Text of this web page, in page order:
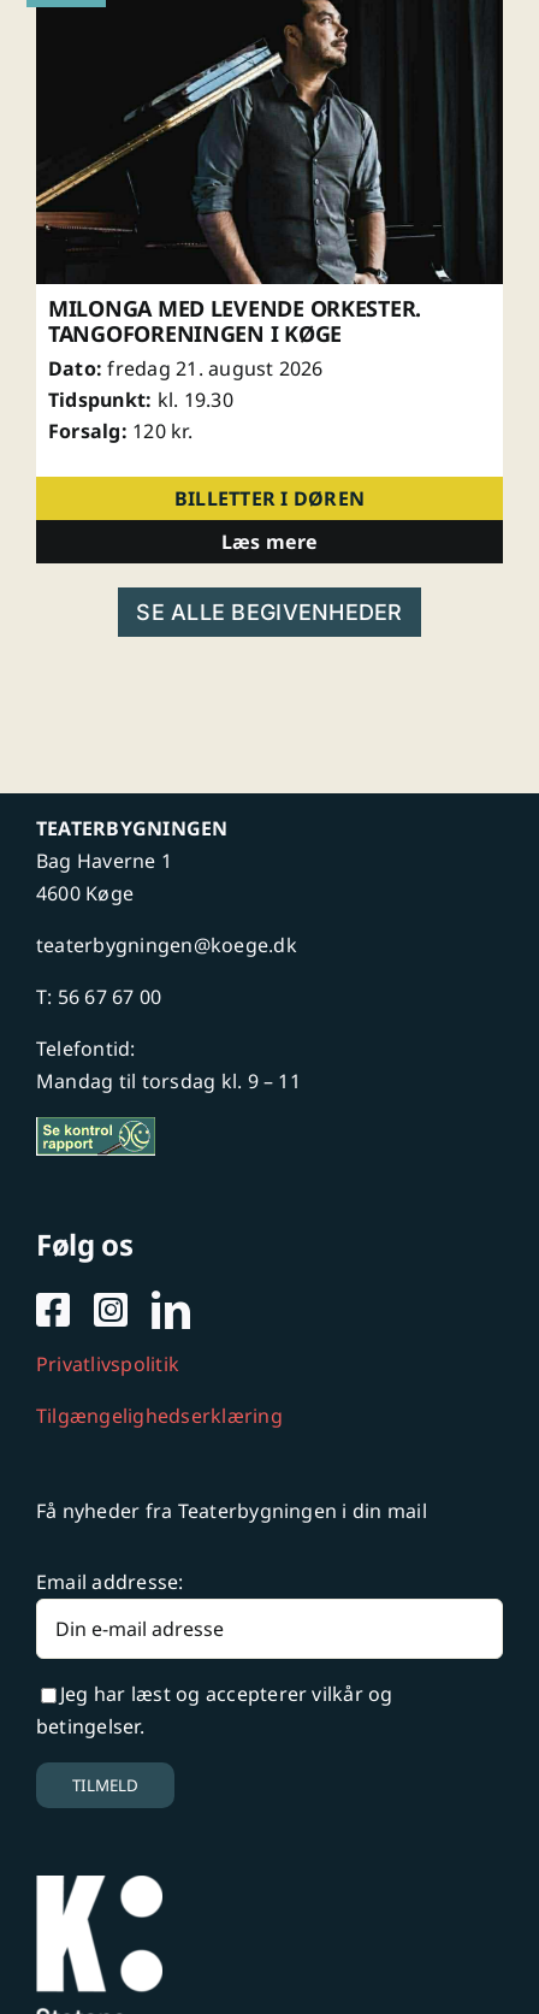
MILONGA MED LEVENDE ORKESTER.
TANGOFORENINGEN I KØGE
Dato: fredag 21. august 2026
Tidspunkt: kl. 19.30
Forsalg: 120 kr.
BILLETTER I DØREN
Læs mere
SE ALLE BEGIVENHEDER
TEATERBYGNINGEN
Bag Haverne 1
4600 Køge
teaterbygningen@koege.dk
T: 56 67 67 00
Telefontid:
Mandag til torsdag kl. 9 – 11
Følg os
Privatlivspolitik
Tilgængelighedserklæring
Få nyheder fra Teaterbygningen i din mail
Email addresse:
Jeg har læst og accepterer vilkår og
betingelser.